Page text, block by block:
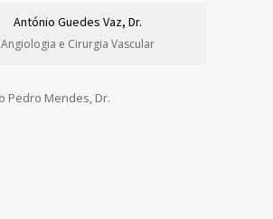
António Guedes Vaz, Dr.
Angiologia e Cirurgia Vascular